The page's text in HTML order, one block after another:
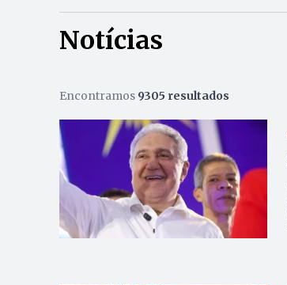
Notícias
Encontramos 9305 resultados